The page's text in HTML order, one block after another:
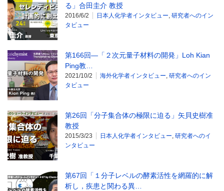
る」合田圭介 教授
2016/6/2 日本人化学者インタビュー, 研究者へのイン
タビュー
第166回―「２次元量子材料の開発」Loh Kian
Ping教…
2021/10/2 海外化学者インタビュー, 研究者へのイン
タビュー
第26回「分子集合体の極限に迫る」矢貝史樹准
教授
2015/3/23 日本人化学者インタビュー, 研究者へのイ
ンタビュー
第67回「１分子レベルの酵素活性を網羅的に解
析し，疾患と関わる異…